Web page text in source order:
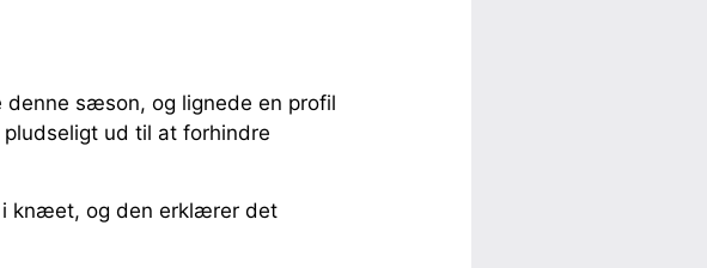
denne sæson, og lignede en profil
ud til at forhindre
i knæet, og den erklærer det